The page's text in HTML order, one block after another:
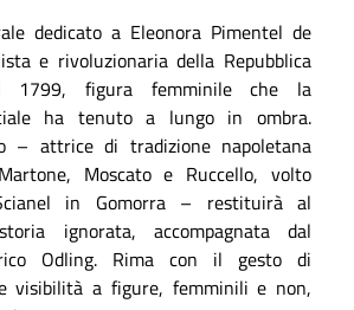
dedicato a Eleonora Pimentel de
e rivoluzionaria della Repubblica
1799, figura femminile che la
ha tenuto a lungo in ombra.
– attrice di tradizione napoletana
Moscato e Ruccello, volto
in Gomorra – restituirà al
ignorata, accompagnata dal
Odling. Rima con il gesto di
visibilità a figure, femminili e non,